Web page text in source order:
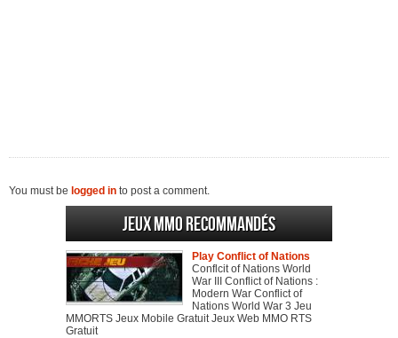
You must be logged in to post a comment.
Jeux MMO recommandés
Play Conflict of Nations
Conflcit of Nations World
War III Conflict of Nations :
Modern War Conflict of
Nations World War 3 Jeu
MMORTS Jeux Mobile Gratuit Jeux Web MMO RTS
Gratuit